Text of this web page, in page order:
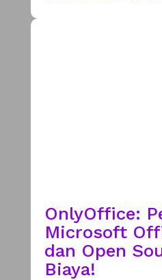
OnlyOffice:
Microsoft
dan Open
Biaya!